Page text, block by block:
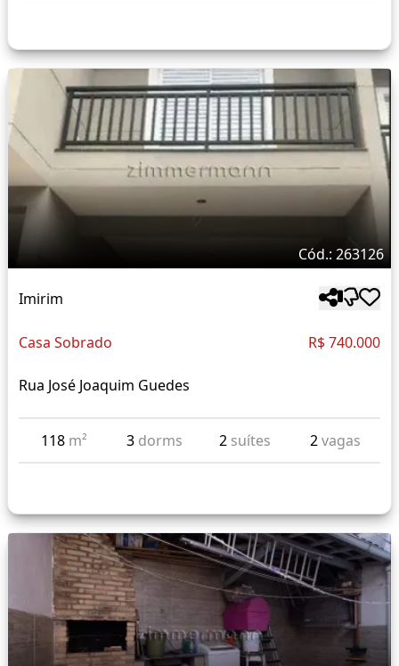
Cód.: 263126
Imirim
Casa Sobrado R$ 740.000
Rua José Joaquim Guedes
118 m² 3 dorms 2 suítes 2vagas